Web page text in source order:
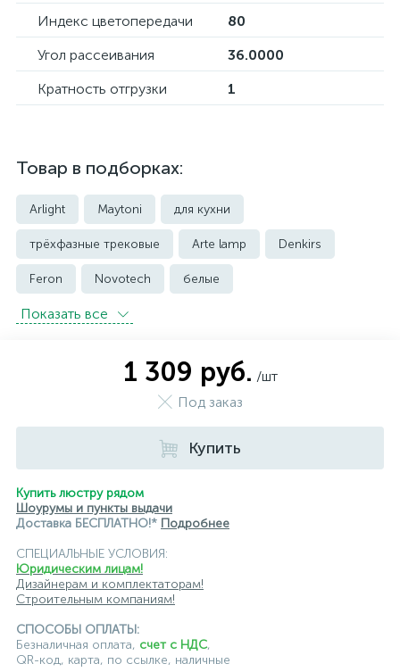
Индекс цветопередачи
80
Угол рассеивания
36.0000
Кратность отгрузки
1
Товар в подборках:
Arlight Maytoni для кухни
трёхфазные трековые Arte lamp Denkirs
Feron Novotech белые
встраиваемые трековые
модульные трековые подвесные трековые
светильники для модульной системы
светодиодные трековые
черные ЭРА Crystal Lux
Показать всe
1 309 руб. /шт
Под заказ
Купить
Купить люстру рядом
Шоурумы и пункты выдачи
Доставка БЕСПЛАТНО!* Подробнее
СПЕЦИАЛЬНЫЕ УСЛОВИЯ:
Юридическим лицам!
Дизайнерам и комплектаторам!
Строительным компаниям!
СПОСОБЫ ОПЛАТЫ:
Безналичная оплата, счет с НДС,
QR-код, карта, по ссылке, наличные